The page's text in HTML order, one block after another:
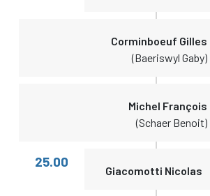
Corminboeuf Gilles
(Baeriswyl Gaby)
Michel François
(Schaer Benoit)
25.00
Giacomotti Nicolas